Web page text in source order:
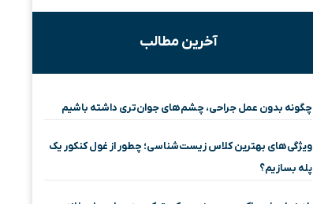
آخرین مطالب
چگونه بدون عمل جراحی، چشم‌های جوان‌تری داشته باشیم
ویژگی‌های بهترین کلاس زیست‌شناسی؛ چطور از غول کنکور یک
پله بسازیم؟